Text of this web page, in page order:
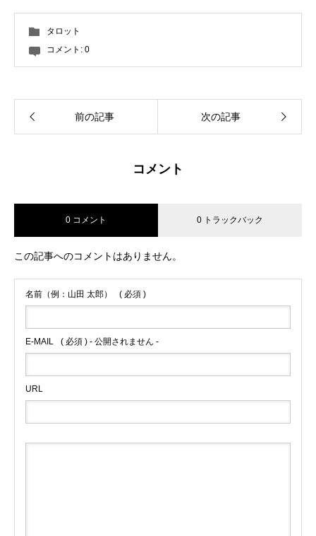
タロット
コメント: 0
前の記事 次の記事
コメント
0 コメント 0 トラックバック
この記事へのコメントはありません。
名前（例：山田 太郎） ( 必須 )
E-MAIL ( 必須 ) - 公開されません -
URL